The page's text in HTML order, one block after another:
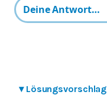
▾ Lösungsvorschlag